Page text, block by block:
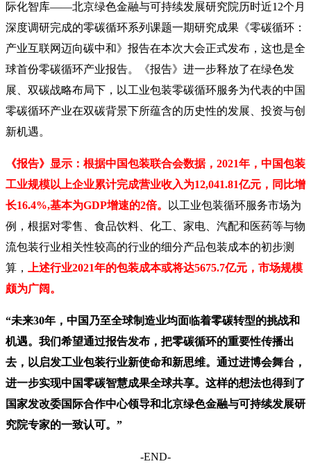
际化智库——北京绿色金融与可持续发展研究院历时近12个月
深度调研完成的零碳循环系列课题一期研究成果《零碳循环：
产业互联网迈向碳中和》报告在本次大会正式发布，这也是全
球首份零碳循环产业报告。《报告》进一步释放了在绿色发
展、双碳战略布局下，以工业包装零碳循环服务为代表的中国
零碳循环产业在双碳背景下所蕴含的历史性的发展、投资与创
新机遇。
《报告》显示：根据中国包装联合会数据，2021年，中国包装
工业规模以上企业累计完成营业收入为12,041.81亿元，同比增
长16.4%,基本为GDP增速的2倍。
以工业包装循环服务市场为
例，根据对零售、食品饮料、化工、家电、汽配和医药等与物
流包装行业相关性较高的行业的细分产品包装成本的初步测
算，
上述行业2021年的包装成本或将达5675.7亿元，市场规模
颇为广阔。
“未来30年，中国乃至全球制造业均面临着零碳转型的挑战和
机遇。我们希望通过报告发布，把零碳循环的重要性传播出
去，以启发工业包装行业新使命和新思维。通过进博会舞台，
进一步实现中国零碳智慧成果全球共享。这样的想法也得到了
国家发改委国际合作中心领导和北京绿色金融与可持续发展研
究院专家的一致认可。”
-END-